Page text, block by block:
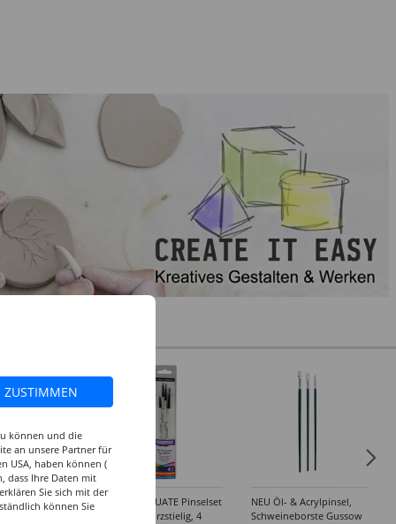
Basics
NEU GRADUATE Pinselset
"Detail“, kurzstielig, 4
NEU Öl- & Acrylpinsel,
Schweineborste Gussow
ZUSTIMMEN
können und die
an unsere Partner für
USA, haben können (
dass Ihre Daten mit
Sie sich mit der
können Sie